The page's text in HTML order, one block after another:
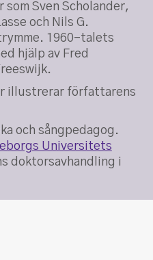
Sven Scholander,
och Nils G.
1960-talets
hjälp av Fred
illustrerar författarens
och sångpedagog.
Universitets
doktorsavhandling i